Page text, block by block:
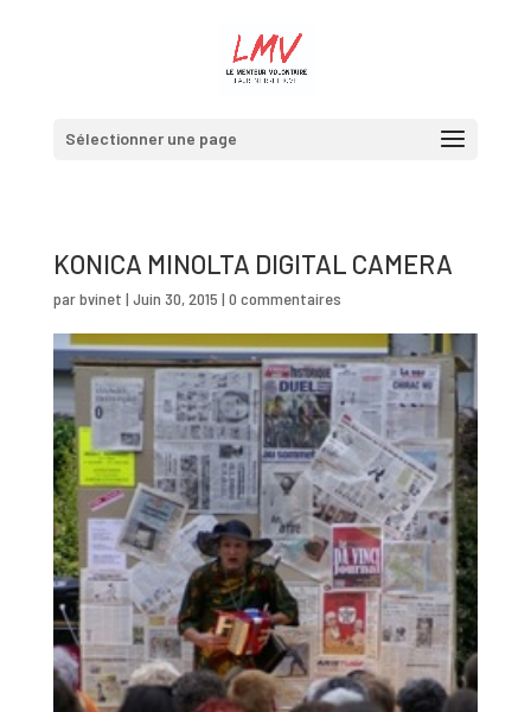
Sélectionner une page
KONICA MINOLTA DIGITAL CAMERA
parbvinet | Juin 30, 2015 | 0 commentaires